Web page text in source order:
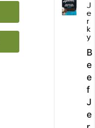
J
e
r
k
y
B
e
e
f
J
e